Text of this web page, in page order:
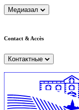
Медиазал
Contact & Accès
Контактные